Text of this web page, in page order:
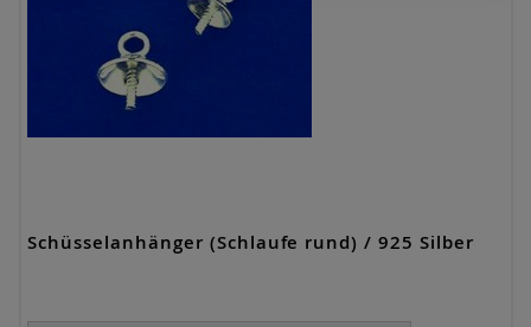
Schüsselanhänger (Schlaufe rund) / 925 Silber